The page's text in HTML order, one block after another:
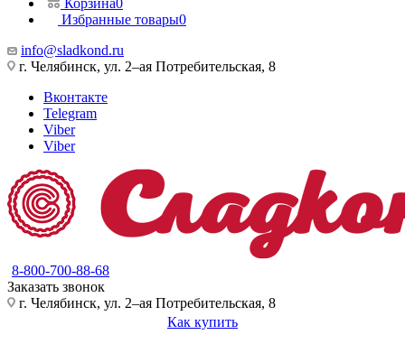
Корзина0
Избранные товары0
info@sladkond.ru
г. Челябинск, ул. 2–ая Потребительская, 8
Вконтакте
Telegram
Viber
Viber
8-800-700-88-68
Заказать звонок
г. Челябинск, ул. 2–ая Потребительская, 8
Как купить